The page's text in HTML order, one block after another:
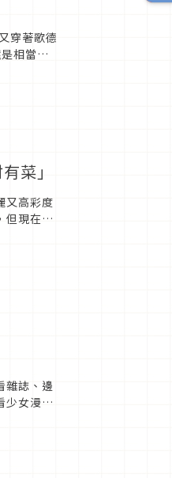
穿著歌德
相當經
菜」
又高彩度
但現在仍
雜誌、邊
少女漫畫